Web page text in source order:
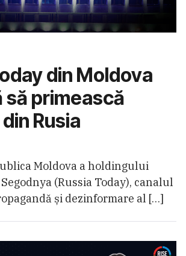
din Moldova
să primească
Rusia
Moldova a holdingului
(Russia Today), canalul
și dezinformare al […]